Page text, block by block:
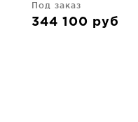
Под заказ
344 100 руб